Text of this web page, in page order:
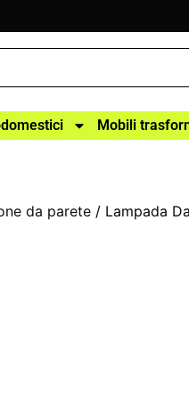
Mobili
da parete / Lampada